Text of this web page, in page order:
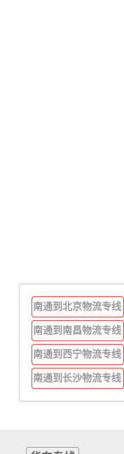
南通到北京物流专线
南通到南昌物流专线
南通到西宁物流专线
南通到长沙物流专线